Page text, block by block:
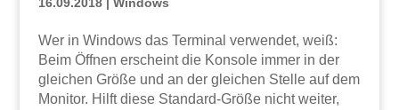
16.09.2018| Windows
Wer in Windows das Terminal verwendet, weiß:
Beim Öffnen erscheint die Konsole immer in der
gleichen Größe und an der gleichen Stelle auf dem
Monitor. Hilft diese Standard-Größe nicht weiter,